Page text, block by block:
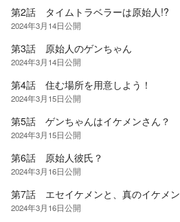
第2話 タイムトラベラーは原始人!?
2024年3月14日公開
第3話 原始人のゲンちゃん
2024年3月14日公開
第4話 住む場所を用意しよう！
2024年3月15日公開
第5話 ゲンちゃんはイケメンさん？
2024年3月15日公開
第6話 原始人彼氏？
2024年3月16日公開
第7話 エセイケメンと、真のイケメン
2024年3月16日公開